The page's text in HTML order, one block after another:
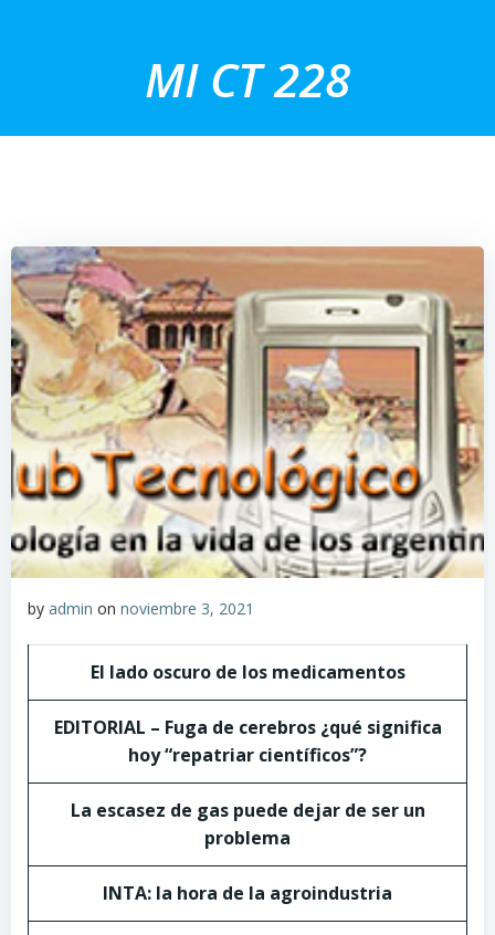
contenido
MI CT 228
by admin on noviembre 3, 2021
El lado oscuro de los medicamentos
EDITORIAL – Fuga de cerebros ¿qué significa
hoy “repatriar científicos”?
La escasez de gas puede dejar de ser un
problema
INTA: la hora de la agroindustria